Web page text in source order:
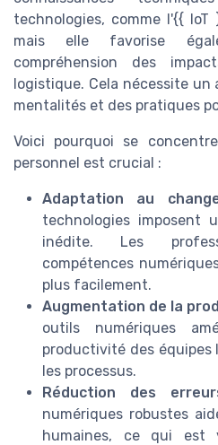
technologies, comme l'{{
mais elle favorise
compréhension des
logistique. Cela nécessite
mentalités et des pratiques
Voici pourquoi se
personnel est crucial :
Adaptation au
technologies imposent
inédite. Les
compétences
plus facilement.
Augmentation de la
outils numériques
productivité des
les processus.
Réduction des
numériques robustes
humaines, ce qui est